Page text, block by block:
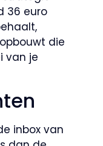
36 euro
die
van je
inbox van